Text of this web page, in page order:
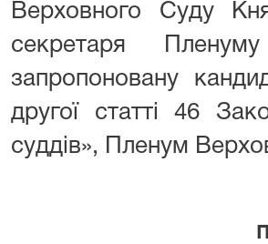
Верховного Суду
секретаря
запропоновану
другої статті 46
суддів», Пленум